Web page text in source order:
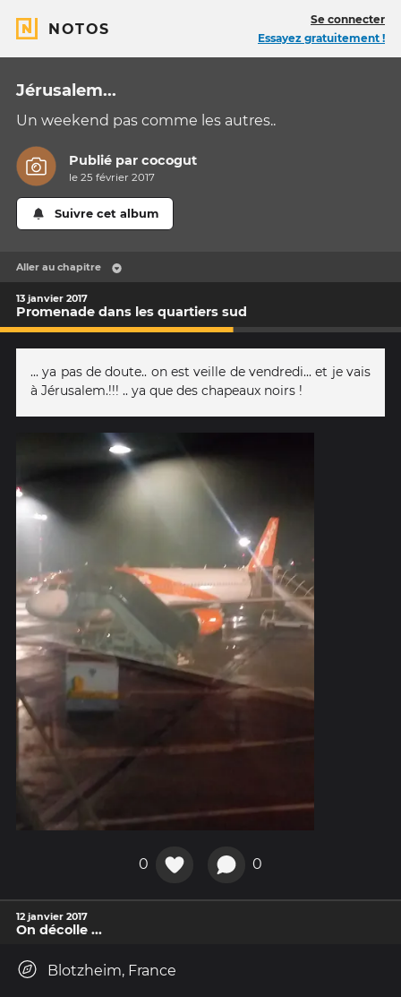
NOTOS
Se connecter
Essayez gratuitement !
Jérusalem...
Un weekend pas comme les autres..
Publié parcocogut
le 25 février 2017
Suivre cet album
Aller au chapitre
13 janvier 2017
Promenade dans les quartiers sud
... ya pas de doute.. on est veille de vendredi... et je vais
à Jérusalem.!!! .. ya que des chapeaux noirs !
0 0
12 janvier 2017
On décolle ...
Blotzheim, France